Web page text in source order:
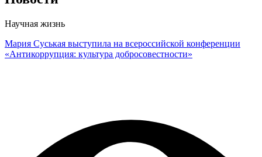
Научная жизнь
Мария Суськая выступила на всероссийской конференции
«Антикоррупция: культура добросовестности»